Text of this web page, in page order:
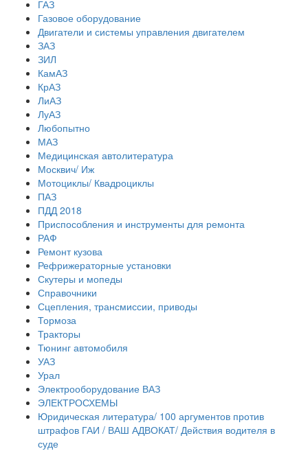
ГАЗ
Газовое оборудование
Двигатели и системы управления двигателем
ЗАЗ
ЗИЛ
КамАЗ
КрАЗ
ЛиАЗ
ЛуАЗ
Любопытно
МАЗ
Медицинская автолитература
Москвич/ Иж
Мотоциклы/ Квадроциклы
ПАЗ
ПДД 2018
Приспособления и инструменты для ремонта
РАФ
Ремонт кузова
Рефрижераторные установки
Скутеры и мопеды
Справочники
Сцепления, трансмиссии, приводы
Тормоза
Тракторы
Тюнинг автомобиля
УАЗ
Урал
Электрооборудование ВАЗ
ЭЛЕКТРОСХЕМЫ
Юридическая литература/ 100 аргументов против
штрафов ГАИ / ВАШ АДВОКАТ/ Действия водителя в
суде